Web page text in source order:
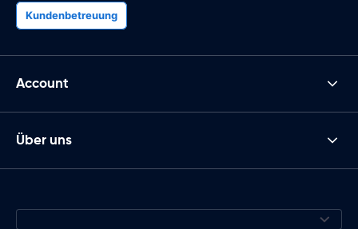
Kundenbetreuung
Account
Über uns